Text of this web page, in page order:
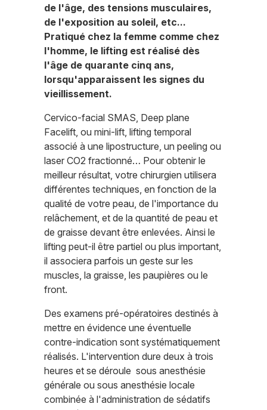
de l'âge, des tensions musculaires,
de l'exposition au soleil, etc...
Pratiqué chez la femme comme chez
l'homme, le lifting est réalisé dès
l'âge de quarante cinq ans,
lorsqu'apparaissent les signes du
vieillissement.
Cervico-facial SMAS, Deep plane
Facelift, ou mini-lift, lifting temporal
associé à une lipostructure, un peeling ou
laser CO2 fractionné… Pour obtenir le
meilleur résultat, votre chirurgien utilisera
différentes techniques, en fonction de la
qualité de votre peau, de l'importance du
relâchement, et de la quantité de peau et
de graisse devant être enlevées. Ainsi le
lifting peut-il être partiel ou plus important,
il associera parfois un geste sur les
muscles, la graisse, les paupières ou le
front.
Des examens pré-opératoires destinés à
mettre en évidence une éventuelle
contre-indication sont systématiquement
réalisés. L'intervention dure deux à trois
heures et se déroule sous anesthésie
générale ou sous anesthésie locale
combinée à l'administration de sédatifs